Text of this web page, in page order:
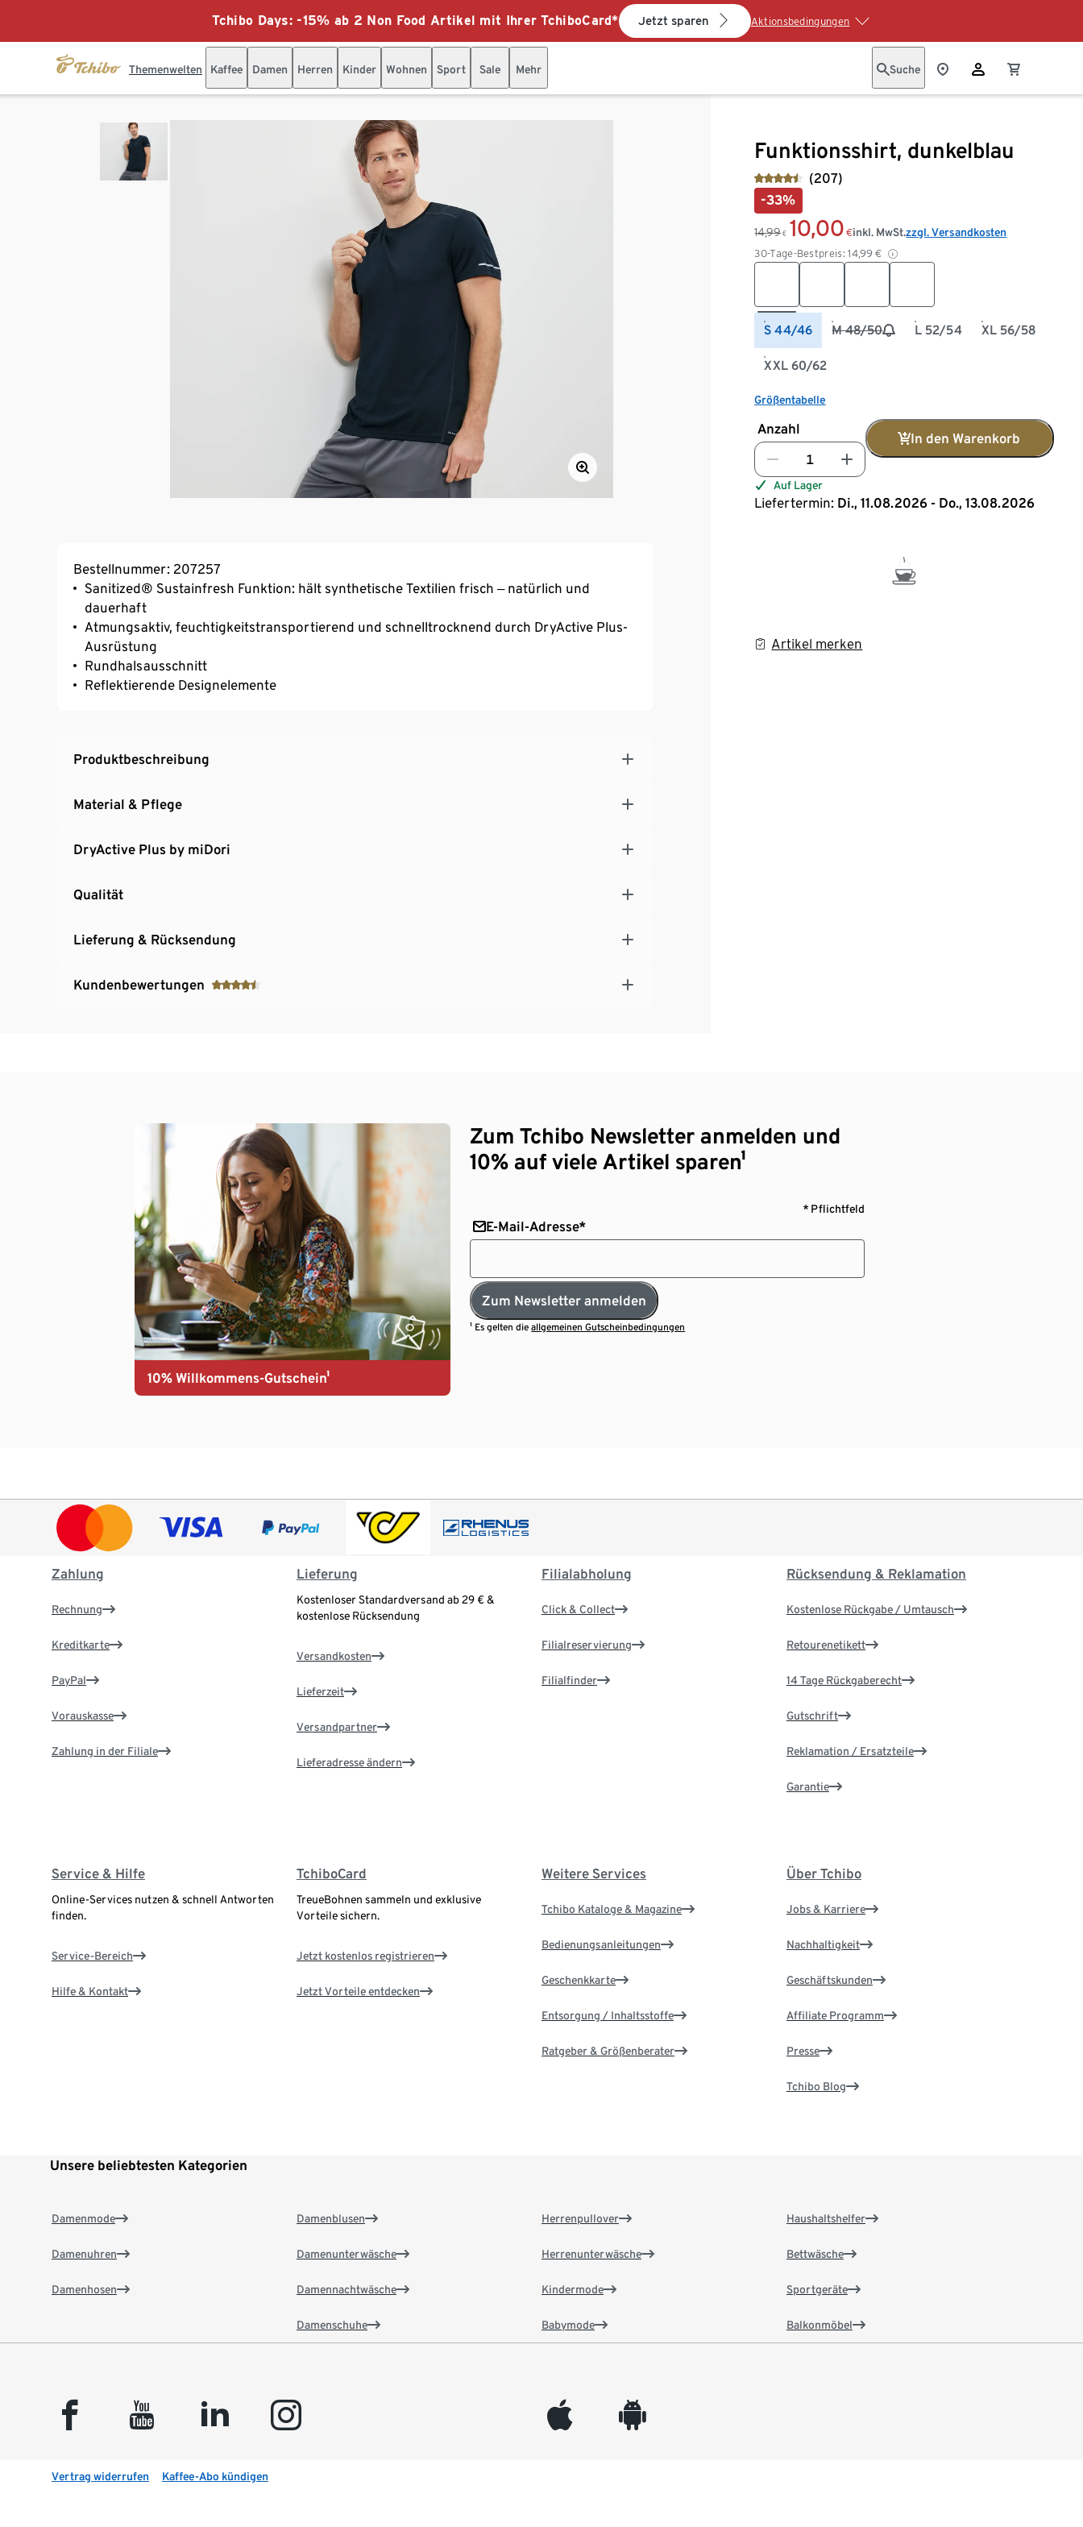
Tchibo Days: -15% ab 2 Non Food Artikel mit Ihrer TchiboCard* Jetzt sparen Aktionsbedingungen
Themenwelten Kaffee Damen Herren Kinder Wohnen Sport Sale Mehr Suche
Funktionsshirt, dunkelblau
(207)
-33%
14,99 € 10,00 €
30-Tage-Bestpreis: 14,99 €
inkl. MwSt.zzgl. Versandkosten
S 44/46 M 48/50 L 52/54 XL 56/58
XXL 60/62
Größentabelle
Anzahl
In den Warenkorb
Auf Lager
Liefertermin: Di., 11.08.2026 - Do., 13.08.2026
Artikel merken
Bestellnummer: 207257
Sanitized® Sustainfresh Funktion: hält synthetische Textilien frisch ‒ natürlich und
dauerhaft
Atmungsaktiv, feuchtigkeitstransportierend und schnelltrocknend durch DryActive Plus-
Ausrüstung
Rundhalsausschnitt
Reflektierende Designelemente
Produktbeschreibung
Material & Pflege
DryActive Plus by miDori
Qualität
Lieferung & Rücksendung
Kundenbewertungen
10% Willkommens-Gutschein¹
Zum Tchibo Newsletter anmelden und
10% auf viele Artikel sparen¹
* Pflichtfeld
E-Mail-Adresse*
Zum Newsletter anmelden
¹ Es gelten dieallgemeinen Gutscheinbedingungen
Zahlung
Rechnung
Kreditkarte
PayPal
Vorauskasse
Zahlung in der Filiale
Lieferung
Kostenloser Standardversand ab 29 € &
kostenlose Rücksendung
Versandkosten
Lieferzeit
Versandpartner
Lieferadresse ändern
Filialabholung
Click & Collect
Filialreservierung
Filialfinder
Rücksendung & Reklamation
Kostenlose Rückgabe / Umtausch
Retourenetikett
14 Tage Rückgaberecht
Gutschrift
Reklamation / Ersatzteile
Garantie
Service & Hilfe
Online-Services nutzen & schnell Antworten
finden.
Service-Bereich
Hilfe & Kontakt
TchiboCard
TreueBohnen sammeln und exklusive
Vorteile sichern.
Jetzt kostenlos registrieren
Jetzt Vorteile entdecken
Weitere Services
Tchibo Kataloge & Magazine
Bedienungsanleitungen
Geschenkkarte
Entsorgung / Inhaltsstoffe
Ratgeber & Größenberater
Über Tchibo
Jobs & Karriere
Nachhaltigkeit
Geschäftskunden
Affiliate Programm
Presse
Tchibo Blog
Unsere beliebtesten Kategorien
Damenmode
Damenuhren
Damenhosen
Damenblusen
Damenunterwäsche
Damennachtwäsche
Damenschuhe
Herrenpullover
Herrenunterwäsche
Kindermode
Babymode
Haushaltshelfer
Bettwäsche
Sportgeräte
Balkonmöbel
facebook youtube linkedin instagram appleinc android
Vertrag widerrufen Kaffee-Abo kündigen